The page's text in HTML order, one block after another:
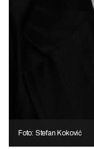
Foto: Stefan Koković